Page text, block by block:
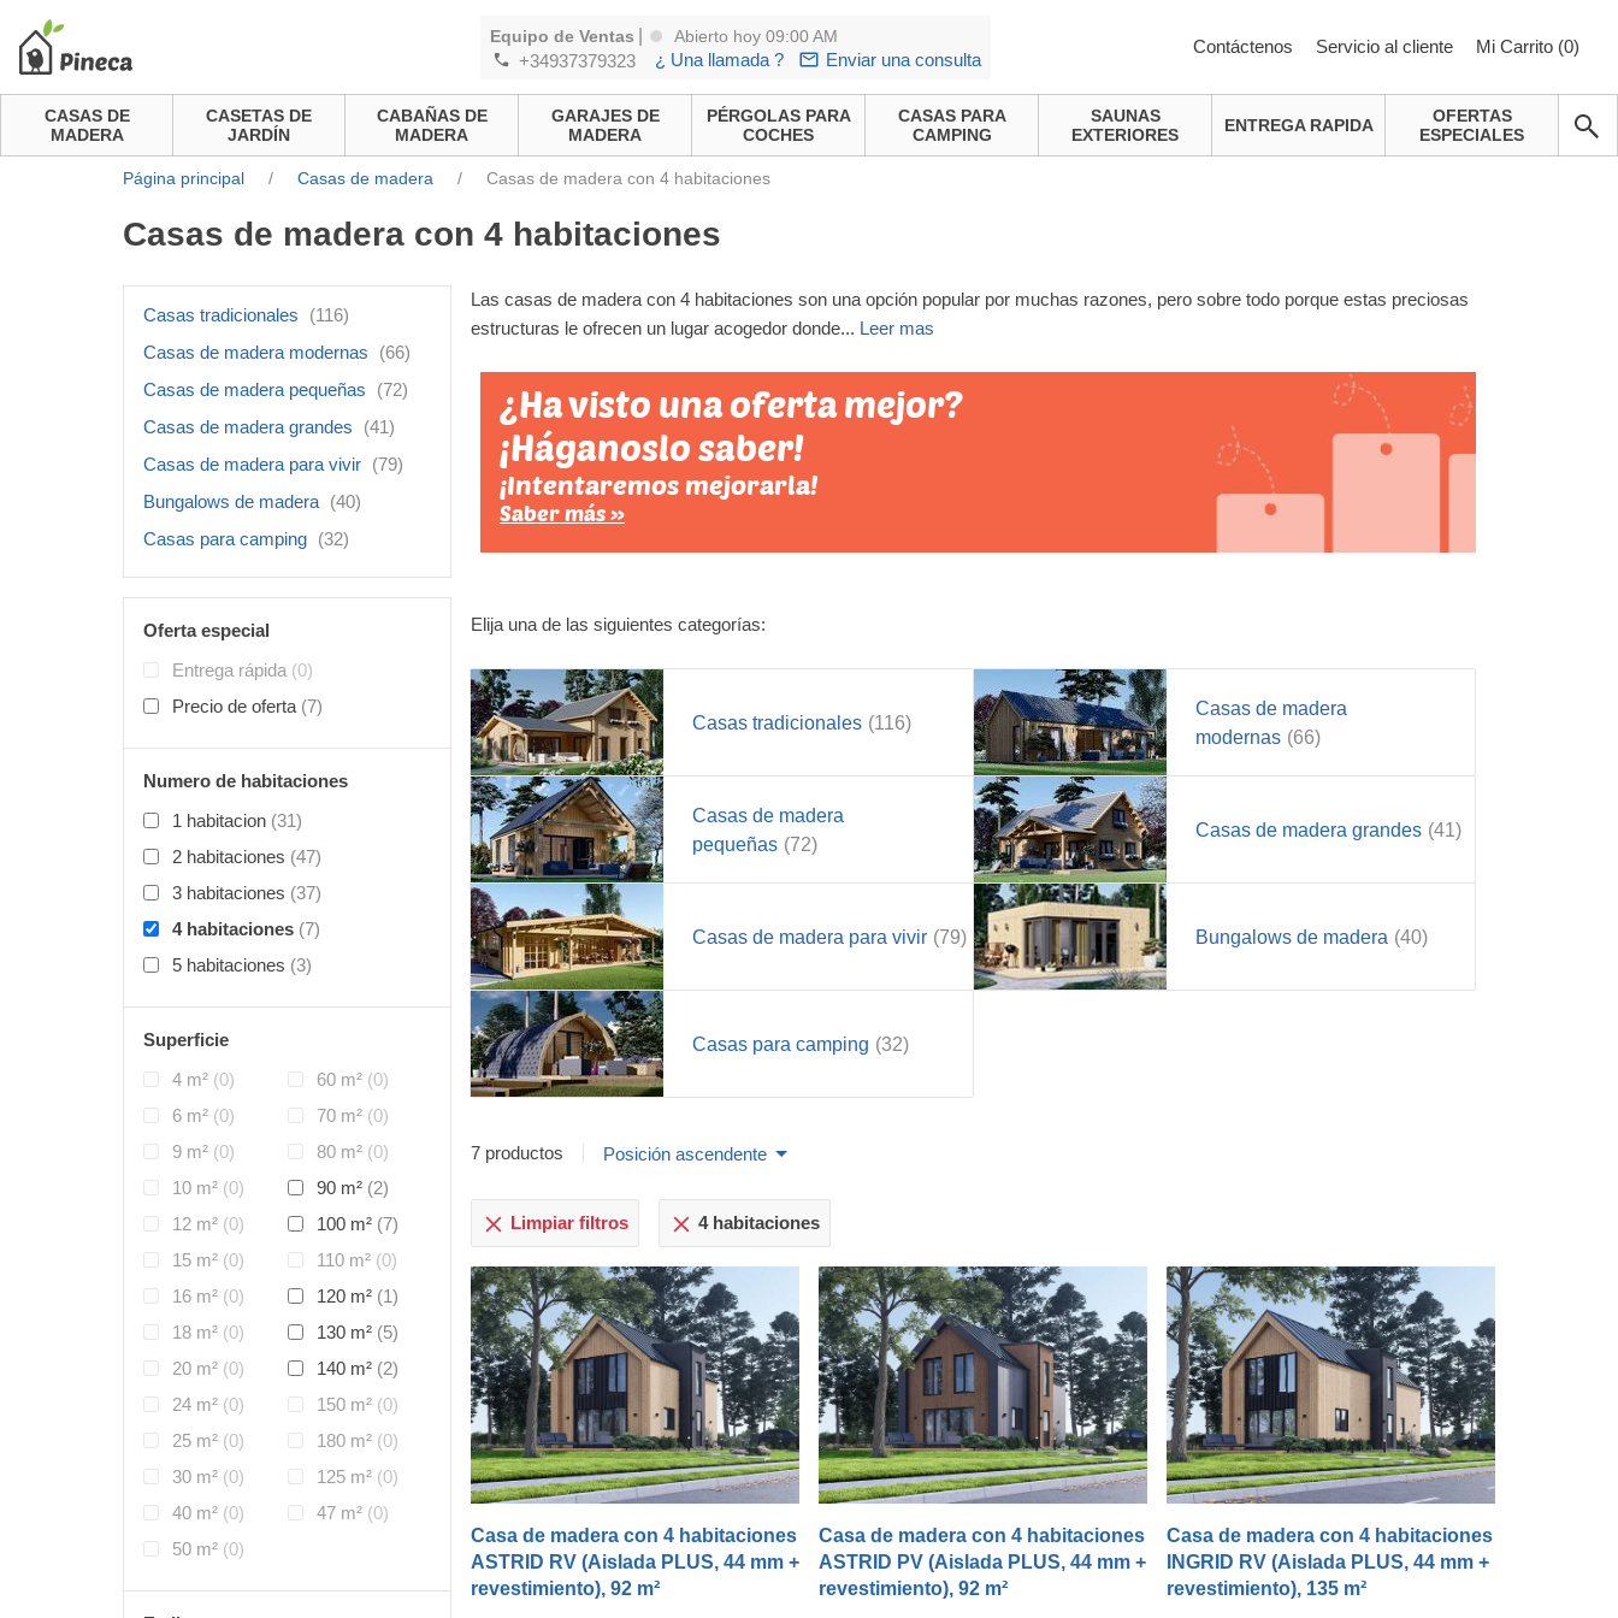
Equipo de Ventas Abierto hoy 09:00 AM
+34937379323 ¿ Una llamada ? Enviar una consulta
Contáctenos Servicio al cliente Mi Carrito (0)
CASAS DE
MADERA
CASETAS DE
JARDÍN
CABAÑAS DE
MADERA
GARAJES DE
MADERA
PÉRGOLAS PARA
COCHES
CASAS PARA
CAMPING
SAUNAS
EXTERIORES
ENTREGA RAPIDA
OFERTAS
ESPECIALES
Página principal / Casas de madera / Casas de madera con 4 habitaciones
Casas de madera con 4 habitaciones
Casas tradicionales
(116)
Casas de madera modernas
(66)
Casas de madera pequeñas
(72)
Casas de madera grandes
(41)
Casas de madera para vivir (79)
Bungalows de madera (40)
Casas para camping (32)
Oferta especial
Entrega rápida (0)
Precio de oferta (7)
Numero de habitaciones
1 habitacion (31)
2 habitaciones (47)
3 habitaciones (37)
4 habitaciones (7)
5 habitaciones (3)
Superficie
4 m² (0) 60 m² (0)
6 m² (0) 70 m² (0)
9 m² (0) 80 m² (0)
10 m² (0) 90 m² (2)
12 m² (0) 100 m² (7)
15 m² (0) 110 m² (0)
16 m² (0) 120 m² (1)
18 m² (0) 130 m² (5)
20 m² (0) 140 m² (2)
24 m² (0) 150 m² (0)
25 m² (0) 180 m² (0)
30 m² (0) 125 m² (0)
40 m² (0) 47 m² (0)
50 m² (0)
Las casas de madera con 4 habitaciones son una opción popular por muchas razones, pero sobre todo porque estas preciosas
estructuras le ofrecen un lugar acogedor donde... Leer mas
¿Ha visto una oferta mejor?
¡Háganoslo saber!
¡Intentaremos mejorarla!
Saber más »
Elija una de las siguientes categorías:
Casas tradicionales (116)
Casas de madera
modernas (66)
Casas de madera
pequeñas (72)
Casas de madera grandes (41)
Casas de madera para vivir (79) Bungalows de madera (40)
Casas para camping (32)
7 productos Posición ascendente
Limpiar filtros 4 habitaciones
Casa de madera con 4 habitaciones
ASTRID RV (Aislada PLUS, 44 mm +
revestimiento), 92 m²
Casa de madera con 4 habitaciones
ASTRID PV (Aislada PLUS, 44 mm +
revestimiento), 92 m²
Casa de madera con 4 habitaciones
INGRID RV (Aislada PLUS, 44 mm +
revestimiento), 135 m²